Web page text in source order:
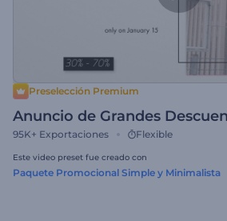
Preselección Premium
Anuncio de Grandes
95K+ Exportaciones Flexible
Este video preset fue creado con
Paquete Promocional Simple y Minimalista